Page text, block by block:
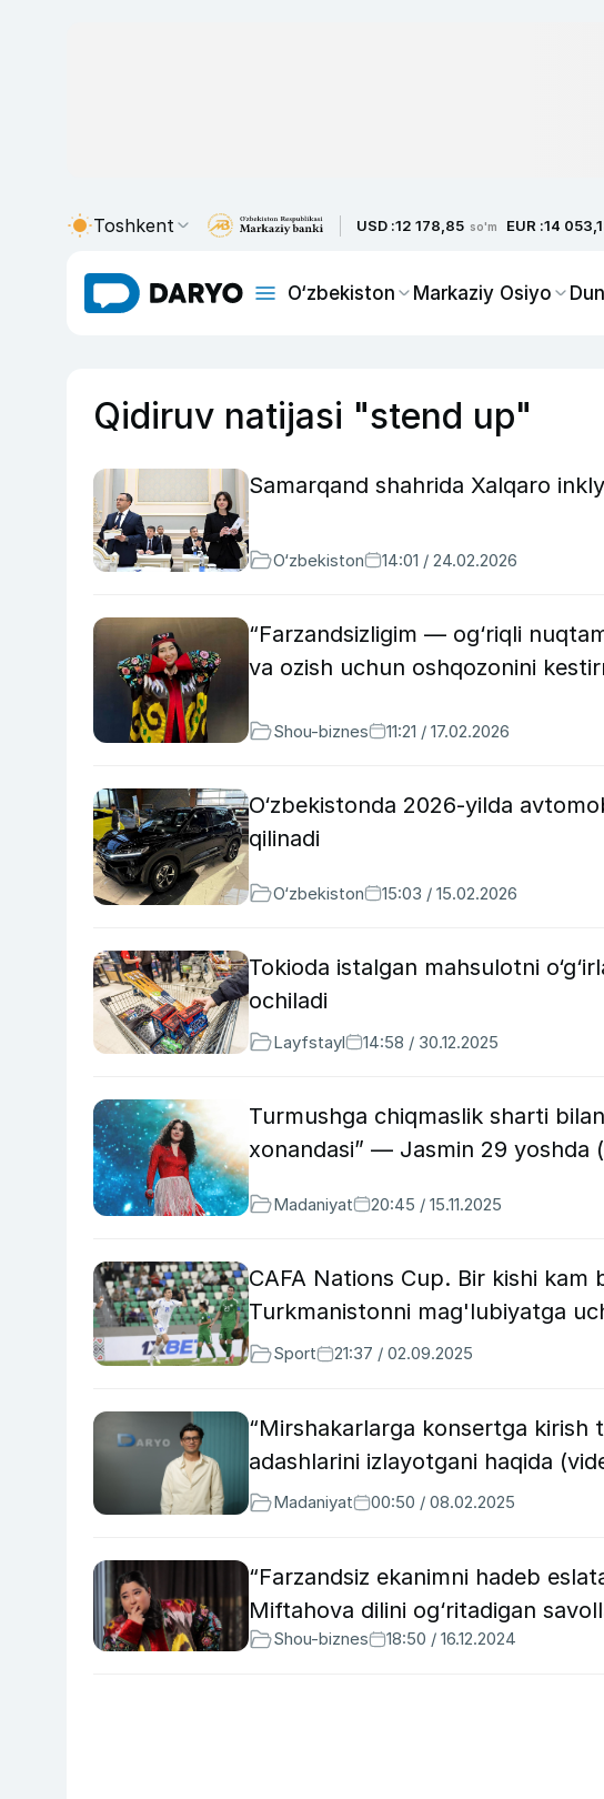
Toshkent USD :12 178,85 so'm EUR :14
O‘zbekiston Markaziy Osiyo
Qidiruv natijasi "stend up"
Samarqand shahrida Xalqaro
O‘zbekiston 14:01 / 24.02.2026
“Farzandsizligim — og‘riqli
va ozish uchun oshqozonini
Shou-biznes 11:21 / 17.02.2026
O‘zbekistonda 2026-yilda
qilinadi
O‘zbekiston 15:03 / 15.02.2026
Tokioda istalgan mahsulotni
ochiladi
Layfstayl 14:58 / 30.12.2025
Turmushga chiqmaslik sharti
xonandasi” — Jasmin 29 yoshda
Madaniyat 20:45 / 15.11.2025
CAFA Nations Cup. Bir kishi
Turkmanistonni mag'lubiyatga
Sport 21:37 / 02.09.2025
“Mirshakarlarga konsertga
adashlarini izlayotgani haqida
Madaniyat 00:50 / 08.02.2025
“Farzandsiz ekanimni hadeb
Miftahova dilini og‘ritadigan
Shou-biznes 18:50 / 16.12.2024